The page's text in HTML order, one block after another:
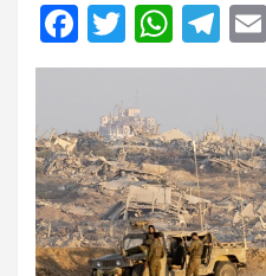
F
a
ce
b
o
o
k
T
wi
tt
er
W
h
s
A
p
p
T
el
gr
a
m